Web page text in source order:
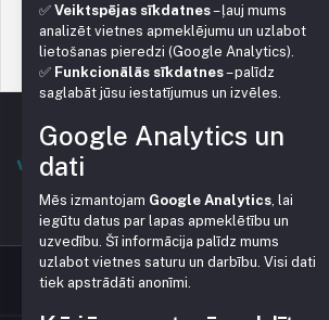
Support Policy
✅ Veiktspējas sīkdatnes– ļauj mums
analizēt vietnes apmeklējumu un uzlabot
lietošanas pieredzi (Google Analytics).
✅ Funkcionālās sīkdatnes– palīdz
saglabāt jūsu iestatījumus un izvēles.
Google Analytics un
dati
Mēs izmantojam Google Analytics , lai
iegūtu datus par lapas apmeklētību un
uzvedību. Šī informācija palīdz mums
uzlabot vietnes saturu un darbību. Visi dati
tiek apstrādāti anonīmi.